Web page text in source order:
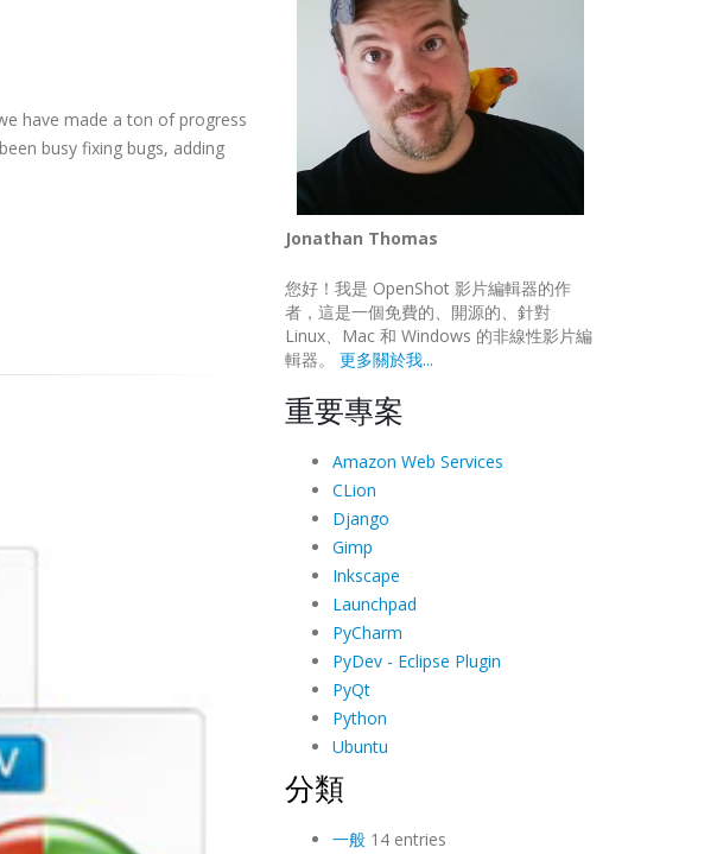
have made a ton of progress
busy fixing bugs, adding
Jonathan Thomas
您好！我是 OpenShot 影片編輯器的作
者，這是一個免費的、開源的、針對
Linux、Mac 和 Windows 的非線性影片編
輯器。 更多關於我...
重要專案
Amazon Web Services
CLion
Django
Gimp
Inkscape
Launchpad
PyCharm
PyDev - Eclipse Plugin
PyQt
Python
Ubuntu
分類
一般14 entries